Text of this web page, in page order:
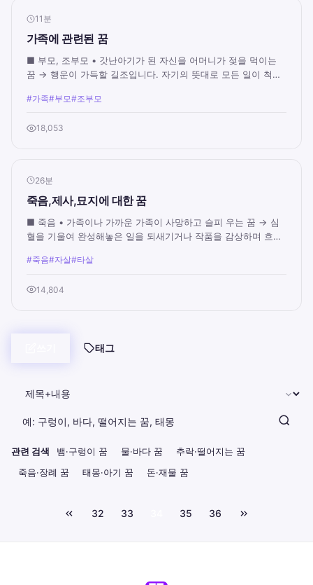
11분
가족에 관련된 꿈
■ 부모, 조부모 • 갓난아기가 된 자신을 어머니가 젖을 먹이는
꿈 → 행운이 가득할 길조입니다. 자기의 뜻대로 모든 일이 척척
#가족#부모#조부모
18,053
26분
죽음,제사,묘지에 대한 꿈
■ 죽음 • 가족이나 가까운 가족이 사망하고 슬피 우는 꿈 → 심
혈을 기울여 완성해놓은 일을 되새기거나 작품을 감상하며 흐뭇
#죽음#자살#타살
14,804
태그
관련 검색 뱀·구렁이 꿈 물·바다 꿈
추락·떨어지는 꿈
죽음·장례 꿈
태몽·아기 꿈 돈·재물 꿈
32 33 35 36